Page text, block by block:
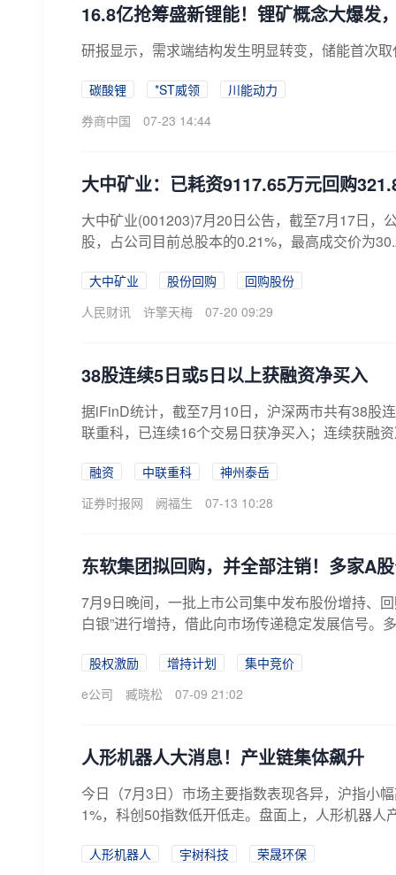
16.8亿抢筹盛新锂能！锂矿概念大爆发
研报显示，需求端结构发生明显转变，储能首次
碳酸锂 *ST威领
川能动力
券商中国
07-23 14:44
大中矿业：已耗资9117.65万元回购
大中矿业(001203)7月20日公告，截至7月17日，
股，占公司目前总股本的0.21%，最高成交价为
大中矿业 股份回购
回购股份
人民财讯
许擎天梅 07-20 09:29
38股连续5日或5日以上获融资净买入
据iFinD统计，截至7月10日，沪深两市共有38股
联重科，已连续16个交易日获净买入；连续获融
融资 中联重科
神州泰岳
证券时报网
阙福生 07-13 10:28
东软集团拟回购，并全部注销！多家A
7月9日晚间，一批上市公司集中发布股份增持、
白银”进行增持，借此向市场传递稳定发展信号。
股权激励 增持计划
集中竞价
e公司
臧晓松 07-09 21:02
人形机器人大消息！产业链集体飙升
今日（7月3日）市场主要指数表现各异，沪指小
1%，科创50指数低开低走。盘面上，人形机器
人形机器人 宇树科技
荣晟环保